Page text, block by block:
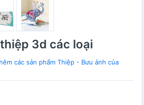
3d các loại
các sản phẩm Thiệp - Bưu ảnh của